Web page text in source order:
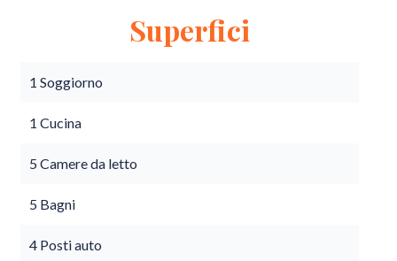
Superfici
1 Soggiorno
1 Cucina
5 Camere da letto
5 Bagni
4 Posti auto